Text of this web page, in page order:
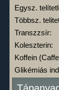
Egysz.
Többsz.
Transzzsír:
Koleszterin:
Koffein
Glikémiás